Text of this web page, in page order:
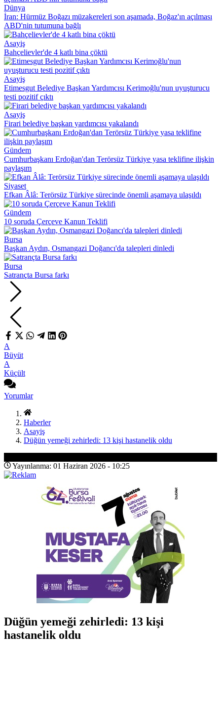
Dünya
İran: Hürmüz Boğazı müzakereleri son aşamada, Boğaz'ın açılması
ABD'nin tutumuna bağlı
Asayiş
Bahçelievler'de 4 katlı bina çöktü
Asayiş
Etimesgut Belediye Başkan Yardımcısı Kerimoğlu'nun uyuşturucu
testi pozitif çıktı
Asayiş
Firari belediye başkan yardımcısı yakalandı
Gündem
Cumhurbaşkanı Erdoğan'dan Terörsüz Türkiye yasa teklifine ilişkin
paylaşım
Siyaset
Efkan Âlâ: Terörsüz Türkiye sürecinde önemli aşamaya ulaşıldı
Gündem
10 soruda Çerçeve Kanun Teklifi
Bursa
Başkan Aydın, Osmangazi Doğancı'da talepleri dinledi
Bursa
Satrançta Bursa farkı
A
Büyüt
A
Küçült
Yorumlar
Haberler
Asayiş
Düğün yemeği zehirledi: 13 kişi hastanelik oldu
Yayınlanma: 01 Haziran 2026 - 10:25
Düğün yemeği zehirledi: 13 kişi
hastanelik oldu